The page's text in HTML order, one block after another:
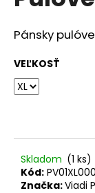
z
5
hviezdičiek.
Pánsky
VEĽKOSŤ
Skladom (1 ks)
Kód:
Značka:Viadi
j
ť
?